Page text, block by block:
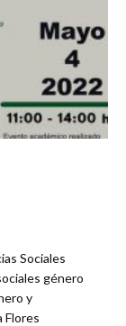
Sociales
género
y
Flores